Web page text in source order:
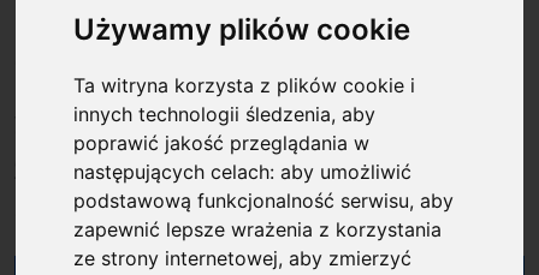
Używamy plików cookie
Ta witryna korzysta z plików cookie i
innych technologii śledzenia, aby
poprawić jakość przeglądania w
następujących celach:aby umożliwić
podstawową funkcjonalność serwisu,aby
zapewnić lepsze wrażenia z korzystania
ze strony internetowej,aby zmierzyć
Ultrastabilne lasery
impulsowe pokrywające
zakres spektralny od bliskiej
do dalekiej podczerwieni